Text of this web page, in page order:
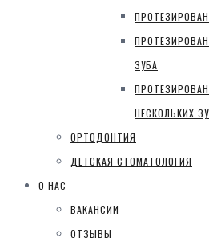
ЗУБА
НЕСКОЛЬКИХ
ОРТОДОНТИЯ
ДЕТСКАЯ СТОМАТОЛОГИЯ
О НАС
ВАКАНСИИ
ОТЗЫВЫ